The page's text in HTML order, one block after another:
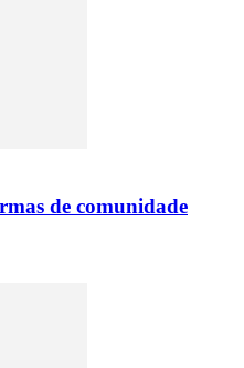
de comunidade